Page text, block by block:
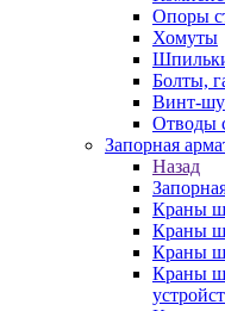
Опоры
Хомуты
Болты,
Винт-
Отводы
Запорная
Назад
Краны
Краны
Краны
Краны